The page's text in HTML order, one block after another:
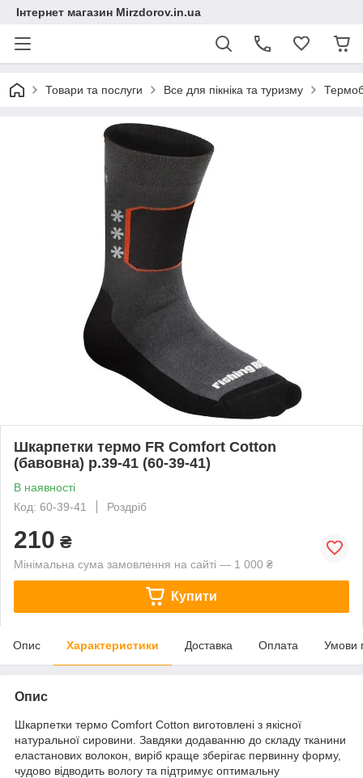
Інтернет магазин Mirzdorov.in.ua
Товари та послуги Все для пікніка та туризму
Шкарпетки термо FR Comfort Cotton
(бавовна) р.39-41 (60-39-41)
В наявності
Код: 60-39-41
Роздріб
210 ₴
Мінімальна сума замовлення на сайті — 1 000 ₴
Купити
Опис Характеристики Доставка Оплата Умови
Опис
Шкарпетки термо Comfort Cotton виготовлені з якісної
натуральної сировини. Завдяки додаванню до складу тканини
еластанових волокон, виріб краще зберігає первинну форму,
чудово відводить вологу та підтримує оптимальну